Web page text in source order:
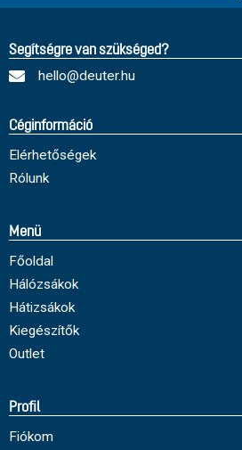
Segítségre van szükséged?
hello@deuter.hu
Céginformáció
Elérhetőségek
Rólunk
Menü
Főoldal
Hálózsákok
Hátizsákok
Kiegészítők
Outlet
Profil
Fiókom